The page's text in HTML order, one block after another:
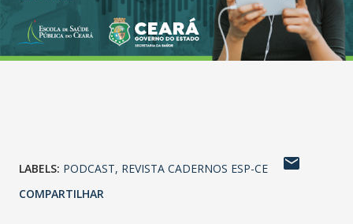
LABELS: PODCAST REVISTA CADERNOS ESP-CE
COMPARTILHAR